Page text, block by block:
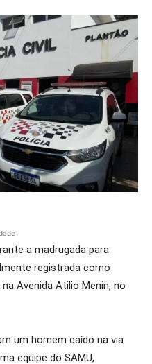
a madrugada para
registrada como
Avenida Atilio Menin, no
um homem caído na via
equipe do SAMU,